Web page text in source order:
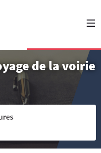
de la voirie